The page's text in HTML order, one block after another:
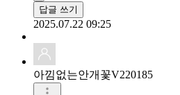
답글 쓰기
2025.07.22 09:25
아낌없는안개꽃V220185